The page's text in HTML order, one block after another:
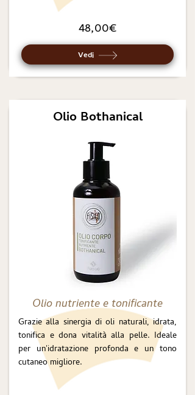
48,00€
Vedi
Olio Bothanical
Olio nutriente e tonificante
Grazie alla sinergia di oli naturali, idrata,
tonifica e dona vitalità alla pelle. Ideale
per un'idratazione profonda e un tono
cutaneo migliore.